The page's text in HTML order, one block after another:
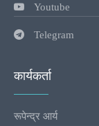
Youtube
Telegram
कार्यकर्ता
रूपेन्द्र आर्य